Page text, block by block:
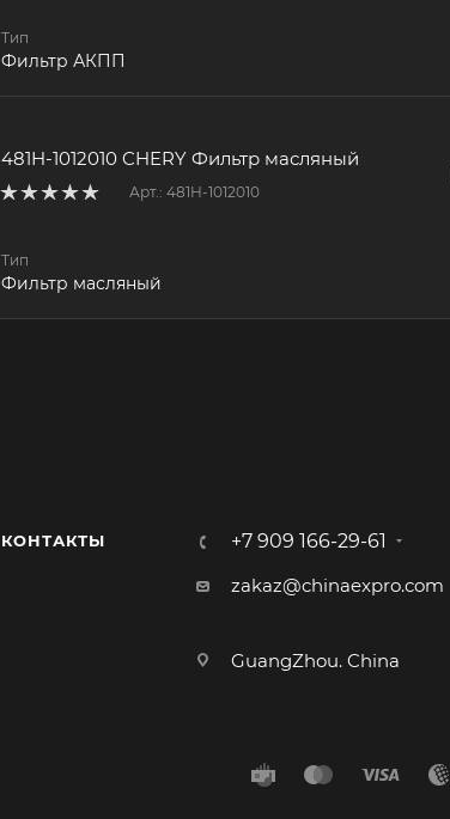
Тип
Фильтр АКПП
481H-1012010 CHERY Фильтр масляный
Арт.: 481H-1012010
Тип
Фильтр масляный
КОНТАКТЫ
+7 909 166-29-61
zakaz@chinaexpro.com
GuangZhou. China